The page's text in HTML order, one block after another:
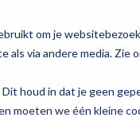
om je
via andere media. Zie
houd in dat je geen
moeten we één kleine